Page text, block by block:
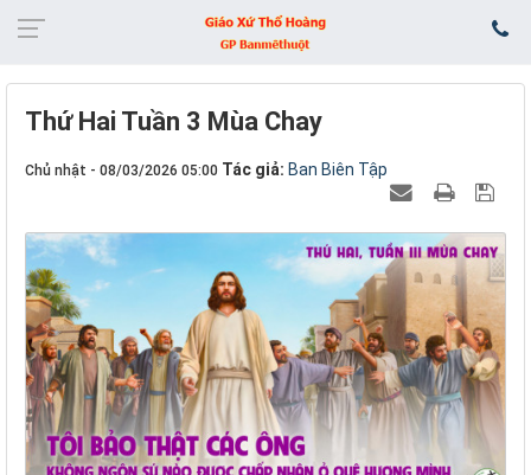
Thứ Hai Tuần 3 Mùa Chay
Chủ nhật - 08/03/2026 05:00 Tác giả: Ban Biên Tập